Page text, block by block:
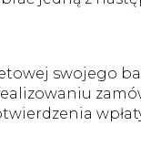
swojego